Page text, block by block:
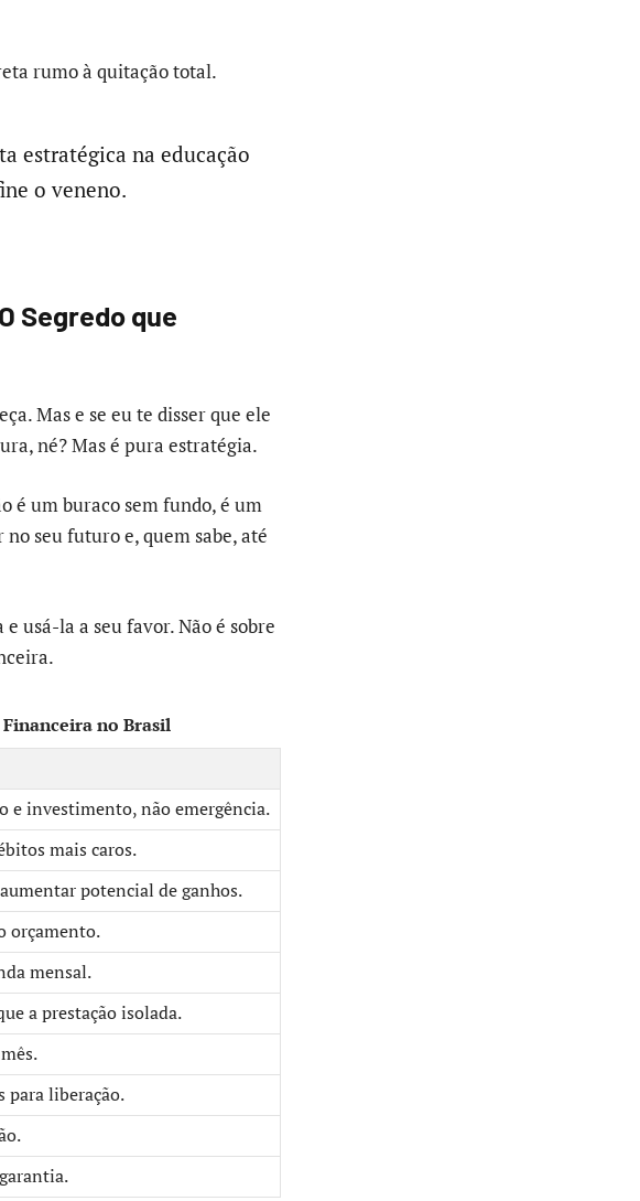
rumo à quitação total.
estratégica na educação
o veneno.
Segredo que
Mas e se eu te disser que ele
né? Mas é pura estratégia.
é um buraco sem fundo, é um
seu futuro e, quem sabe, até
usá-la a seu favor. Não é sobre
no Brasil
e investimento, não emergência.
mais caros.
potencial de ganhos.
orçamento.
mensal.
a prestação isolada.
para liberação.